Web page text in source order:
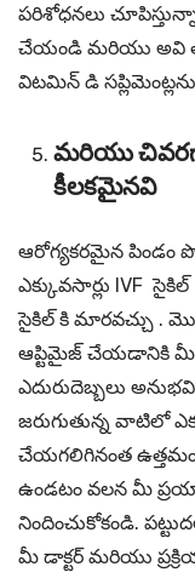
పరిశోధనలు
చేయండి మరియు అవి
విటమిన్ డి
మరియు
కీలకమైనవి
ఆరోగ్యకరమైన పిండం
ఎక్కువసార్లు IVF
సైకిల్ కి మారవచ్చు .
ఆప్టిమైజ్ చేయడానికి మీ
ఎదురుదెబ్బలు
జరుగుతున్న వాటిలో
చేయగలిగినంత
ఉండటం వలన మీ
నిందించుకోకండి.
మీ డాక్టర్ మరియు